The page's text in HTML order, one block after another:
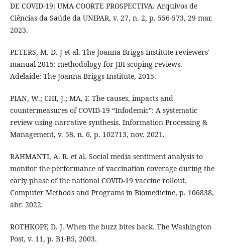
DE COVID-19: UMA COORTE PROSPECTIVA. Arquivos de
Ciências da Saúde da UNIPAR, v. 27, n. 2, p. 556-573, 29 mar.
2023.
PETERS, M. D. J et al. The Joanna Briggs Institute reviewers'
manual 2015: methodology for JBI scoping reviews.
Adelaide: The Joanna Briggs Institute, 2015.
PIAN, W.; CHI, J.; MA, F. The causes, impacts and
countermeasures of COVID-19 “Infodemic”: A systematic
review using narrative synthesis. Information Processing &
Management, v. 58, n. 6, p. 102713, nov. 2021.
RAHMANTI, A. R. et al. Social media sentiment analysis to
monitor the performance of vaccination coverage during the
early phase of the national COVID-19 vaccine rollout.
Computer Methods and Programs in Biomedicine, p. 106838,
abr. 2022.
ROTHKOPF, D. J. When the buzz bites back. The Washington
Post, v. 11, p. B1-B5, 2003.